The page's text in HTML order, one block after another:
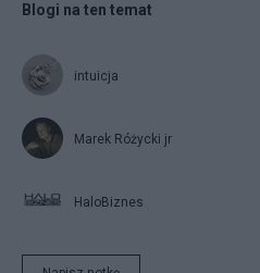
Blogi na ten temat
intuicja
Marek Różycki jr
HaloBiznes